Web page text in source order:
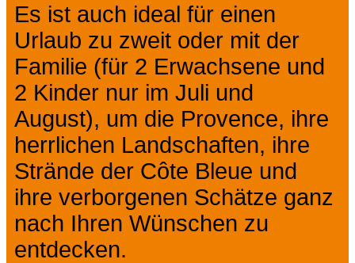
Es ist auch ideal für einen
Urlaub zu zweit oder mit der
Familie (für 2 Erwachsene und
2 Kinder nur im Juli und
August), um die Provence, ihre
herrlichen Landschaften, ihre
Strände der Côte Bleue und
ihre verborgenen Schätze ganz
nach Ihren Wünschen zu
entdecken.